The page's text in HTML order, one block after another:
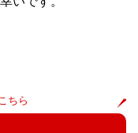
ちら